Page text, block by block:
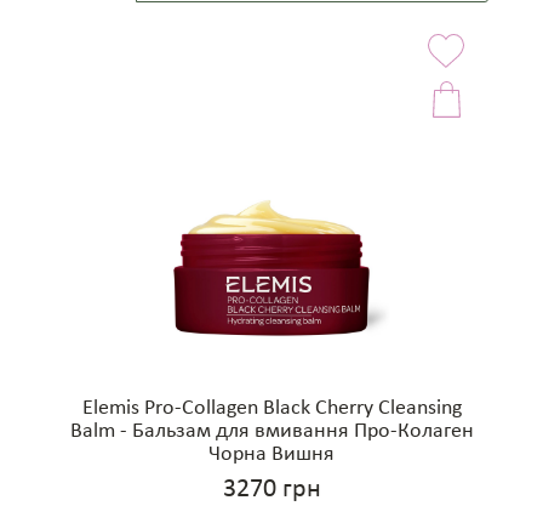
Elemis Pro-Collagen Black Cherry Cleansing
Balm - Бальзам для вмивання Про-Колаген
Чорна Вишня
3270 грн